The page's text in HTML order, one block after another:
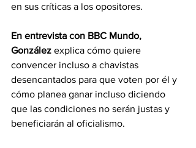
en sus críticas a los opositores.
En entrevista con BBC Mundo,
González explica cómo quiere
convencer incluso a chavistas
desencantados para que voten por él y
cómo planea ganar incluso diciendo
que las condiciones no serán justas y
beneficiarán al oficialismo.